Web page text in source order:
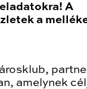
A
a
amelynek